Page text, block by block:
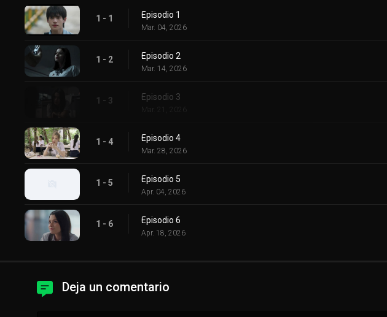
1 - 1 Episodio 1
Mar. 04, 2026
1 - 2 Episodio 2
Mar. 14, 2026
1 - 3 Episodio 3
Mar. 21, 2026
1 - 4 Episodio 4
Mar. 28, 2026
1 - 5 Episodio 5
Apr. 04, 2026
1 - 6 Episodio 6
Apr. 18, 2026
Deja un comentario